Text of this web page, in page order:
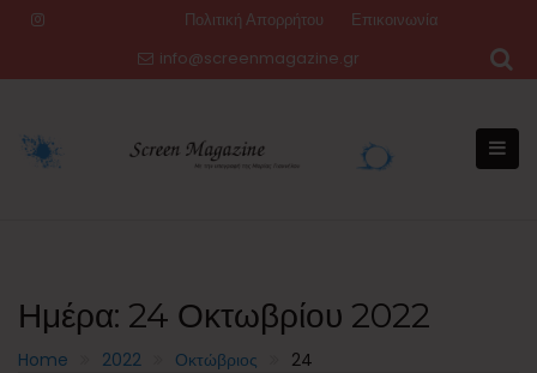
Πολιτική Απορρήτου
Επικοινωνία
info@screenmagazine.gr
Ημέρα: 24 Οκτωβρίου 2022
Home 2022 Οκτώβριος 24